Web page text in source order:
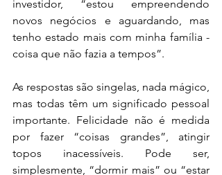
investidor, “estou empreendendo
novos negócios e aguardando, mas
tenho estado mais com minha família -
coisa que não fazia a tempos”.
As respostas são singelas, nada mágico,
mas todas têm um significado pessoal
importante. Felicidade não é medida
por fazer “coisas grandes”, atingir
topos inacessíveis. Pode ser,
simplesmente, “dormir mais” ou “estar